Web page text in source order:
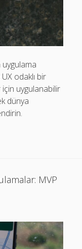
Adım Tasarım
uygulama
odaklı bir
uygulanabilir
dünya
MVP